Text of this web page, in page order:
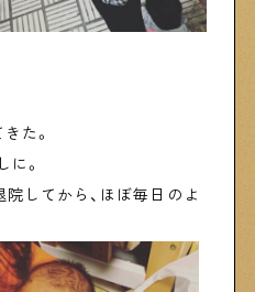
が書く連載記事です
Chemistry
×「あの人」の科学反応を楽しむ企
た。
に。
してから、ほぼ毎日のよ